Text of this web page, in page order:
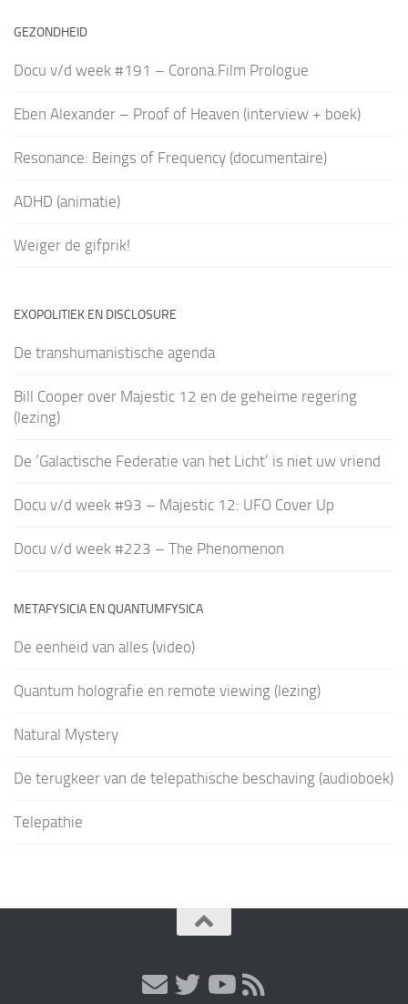
GEZONDHEID
Docu v/d week #191 – Corona.Film Prologue
Eben Alexander – Proof of Heaven (interview + boek)
Resonance: Beings of Frequency (documentaire)
ADHD (animatie)
Weiger de gifprik!
EXOPOLITIEK EN DISCLOSURE
De transhumanistische agenda
Bill Cooper over Majestic 12 en de geheime regering
(lezing)
De ‘Galactische Federatie van het Licht’ is niet uw vriend
Docu v/d week #93 – Majestic 12: UFO Cover Up
Docu v/d week #223 – The Phenomenon
METAFYSICIA EN QUANTUMFYSICA
De eenheid van alles (video)
Quantum holografie en remote viewing (lezing)
Natural Mystery
De terugkeer van de telepathische beschaving (audioboek)
Telepathie